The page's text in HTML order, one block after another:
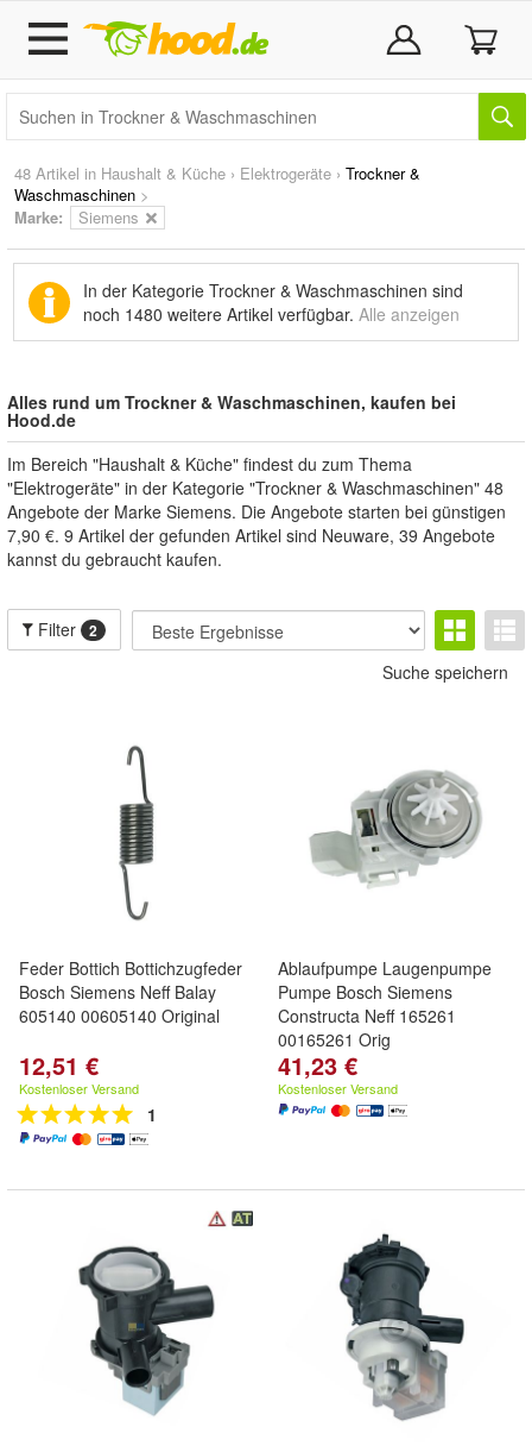
48 Artikel in Haushalt & Küche › Elektrogeräte › Trockner &
Waschmaschinen >
Marke: Siemens
In der Kategorie Trockner & Waschmaschinen sind
noch 1480 weitere Artikel verfügbar. Alle anzeigen
Alles rund um Trockner & Waschmaschinen, kaufen bei
Hood.de
Im Bereich "Haushalt & Küche" findest du zum Thema
"Elektrogeräte" in der Kategorie "Trockner & Waschmaschinen" 48
Angebote der Marke Siemens. Die Angebote starten bei günstigen
7,90 €. 9 Artikel der gefunden Artikel sind Neuware, 39 Angebote
kannst du gebraucht kaufen.
Filter 2
Suche speichern
Feder Bottich Bottichzugfeder
Bosch Siemens Neff Balay
605140 00605140 Original
12,51 €
Kostenloser Versand
1
Ablaufpumpe Laugenpumpe
Pumpe Bosch Siemens
Constructa Neff 165261
00165261 Orig
41,23 €
Kostenloser Versand